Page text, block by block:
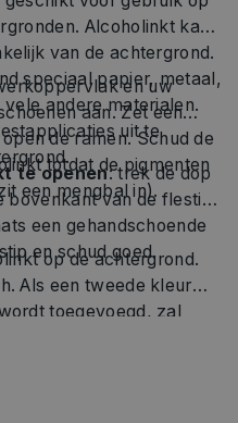
van de achtergrond.
speciaal papier, metaal,
en uw
aan. Zet een
de ramen. Schud de
totdat de pigmenten
een mengbal in).
te openen: trek de dop
en schud goed.
op de achtergrond.
Als een tweede kleur
toegevoegd, zal
Ink Extender